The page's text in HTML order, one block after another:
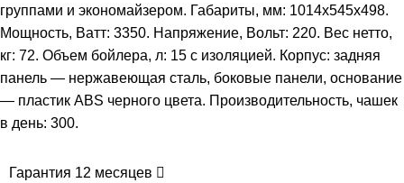
группами и экономайзером. Габариты, мм: 1014х545х498.
Мощность, Ватт: 3350. Напряжение, Вольт: 220. Вес нетто,
кг: 72. Объем бойлера, л: 15 с изоляцией. Корпус: задняя
панель — нержавеющая сталь, боковые панели, основание
— пластик ABS черного цвета. Производительность, чашек
в день: 300.
Гарантия 12 месяцев